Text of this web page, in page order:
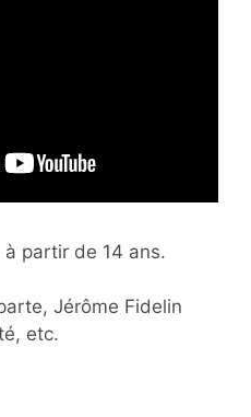
à partir de 14 ans.
Jérôme Fidelin
etc.